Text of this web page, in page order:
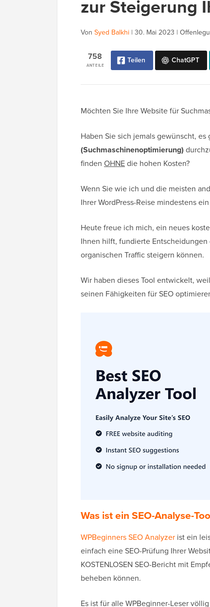
zur Steigerung
Von Syed Balkhi | 30. Mai 2023 |
ANTEILE
758 Teilen ChatGPT
Möchten Sie Ihre Website für
Haben Sie sich jemals gewünscht,
(Suchmaschinenoptimierung)
finden OHNEdie hohen Kosten?
Wenn Sie wie ich und die meisten
Ihrer WordPress-Reise mindestens
Heute freue ich mich, ein neues
Ihnen hilft, fundierte
organischen Traffic steigern können.
Wir haben dieses Tool entwickelt,
seinen Fähigkeiten für SEO
Was ist ein SEO-Analyse-
WPBeginners SEO Analyzer ist ein
einfach eine SEO-Prüfung Ihrer
KOSTENLOSEN SEO-Bericht mit
beheben können.
Es ist für alle WPBeginner-Leser